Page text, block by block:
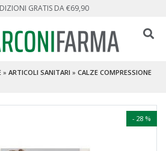
GRATIS DA €69,90
» ARTICOLI SANITARI » CALZE COMPRESSIONE
- 28 %